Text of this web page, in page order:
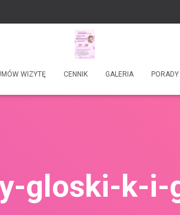
WIZYTĘ CENNIK GALERIA
gloski-k-i-